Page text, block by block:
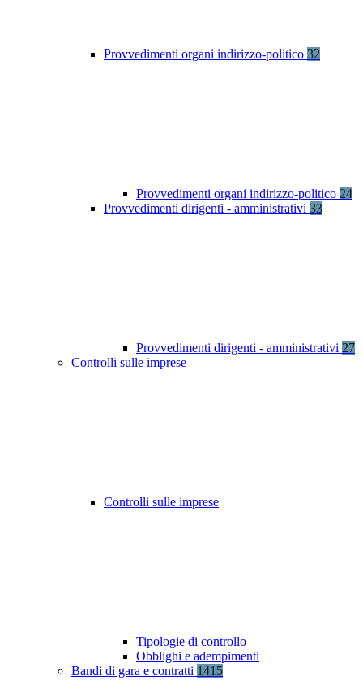
Provvedimenti organi indirizzo-politico 32
Provvedimenti organi indirizzo-politico 24
Provvedimenti dirigenti - amministrativi 33
Provvedimenti dirigenti - amministrativi 27
Controlli sulle imprese
Controlli sulle imprese
Tipologie di controllo
Obblighi e adempimenti
Bandi di gara e contratti 1415